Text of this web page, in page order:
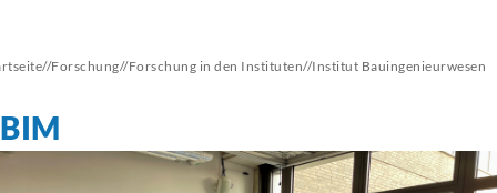
//Forschung//Forschung in den Instituten//Institut Bauingenieurwesen
BIM